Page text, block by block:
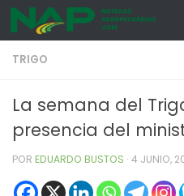
Skip to content
TRIGO
La semana del
presencia del
POR EDUARDO BUSTOS · 4 JUNIO,